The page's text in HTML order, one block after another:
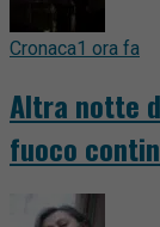
Cronaca1 ora fa
Altra notte
fuoco